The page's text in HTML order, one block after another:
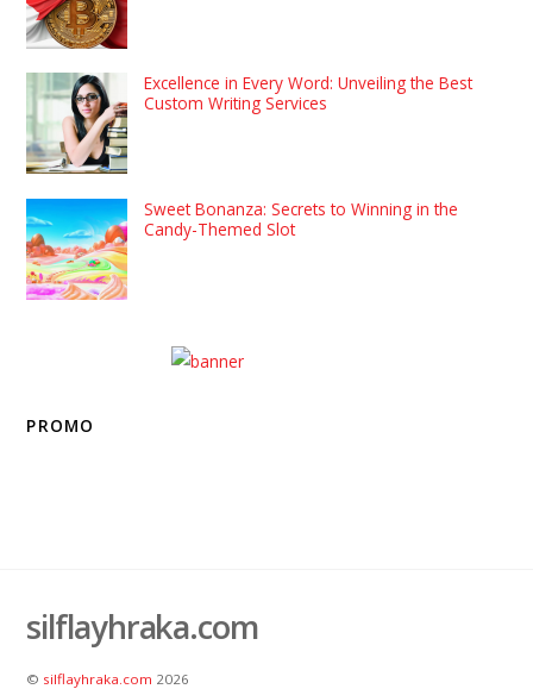
Excellence in Every Word: Unveiling the Best
Custom Writing Services
Sweet Bonanza: Secrets to Winning in the
Candy-Themed Slot
PROMO
silflayhraka.com
© silflayhraka.com 2026